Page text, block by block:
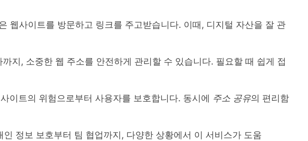
웹사이트를 방문하고 링크를 주고받습니다. 이때, 디지털 자산을 잘 관
지, 소중한 웹 주소를 안전하게 관리할 수 있습니다. 필요할 때 쉽게 접
이트의 위험으로부터 사용자를 보호합니다. 동시에 주소 공유의 편리함
정보 보호부터 팀 협업까지, 다양한 상황에서 이 서비스가 도움